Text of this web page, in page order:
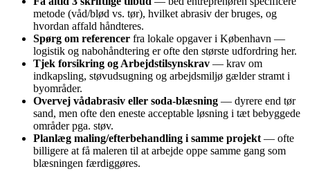
metode (våd/blød vs. tør), hvilket abrasiv der bruges, og
hvordan affald håndteres.
Spørg om referencer fra lokale opgaver i København —
logistik og nabohåndtering er ofte den største udfordring her.
Tjek forsikring og Arbejdstilsynskrav — krav om
indkapsling, støvudsugning og arbejdsmiljø gælder stramt i
byområder.
Overvej vådabrasiv eller soda-blæsning — dyrere end tør
sand, men ofte den eneste acceptable løsning i tæt bebyggede
områder pga. støv.
Planlæg maling/efterbehandling i samme projekt — ofte
billigere at få maleren til at arbejde oppe samme gang som
blæsningen færdiggøres.